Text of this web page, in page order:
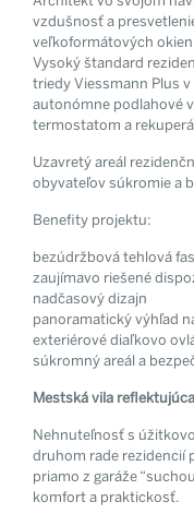
vzdušnosť a
veľkoformátových
Vysoký štandard
triedy Viessmann Plus
autonómne podlahové
termostatom a
Uzavretý areál
obyvateľov súkromie a
Benefity projektu:
bezúdržbová tehlová
zaujímavo riešené
nadčasový dizajn
panoramatický výhľad
exteriérové diaľkovo
súkromný areál a
Mestská vila
Nehnuteľnosť s
druhom rade rezidencií
priamo z garáže
komfort a praktickosť.